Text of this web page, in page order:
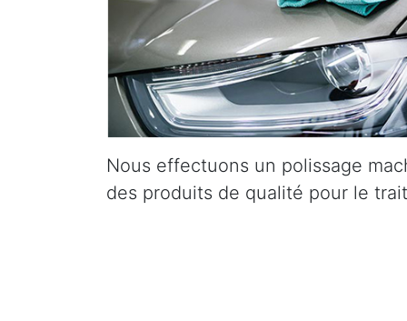
Nous effectuons un polissage
des produits de qualité pour le